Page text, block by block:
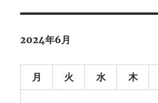
2024年6月
月 火 水 木